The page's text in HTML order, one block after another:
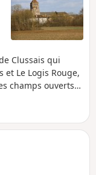
Clussais qui
Le Logis Rouge,
champs ouverts
aux sources du
régénération de